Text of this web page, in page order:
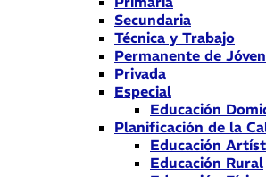
Secundaria
Técnica y Trabajo
Permanente de
Privada
Especial
Educación
Planificación de la
Educación
Educación Rural